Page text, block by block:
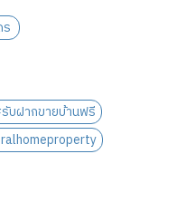
บฝากขายบ้านฟรี